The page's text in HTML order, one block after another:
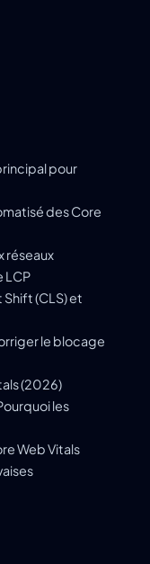
pour
des Core
réseaux
LCP
(CLS) et
le blocage
(2026)
les
Web Vitals